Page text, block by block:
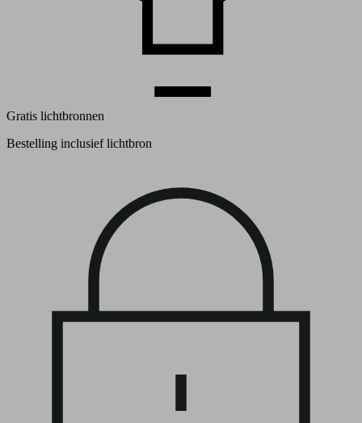
Gratis lichtbronnen
Bestelling inclusief lichtbron